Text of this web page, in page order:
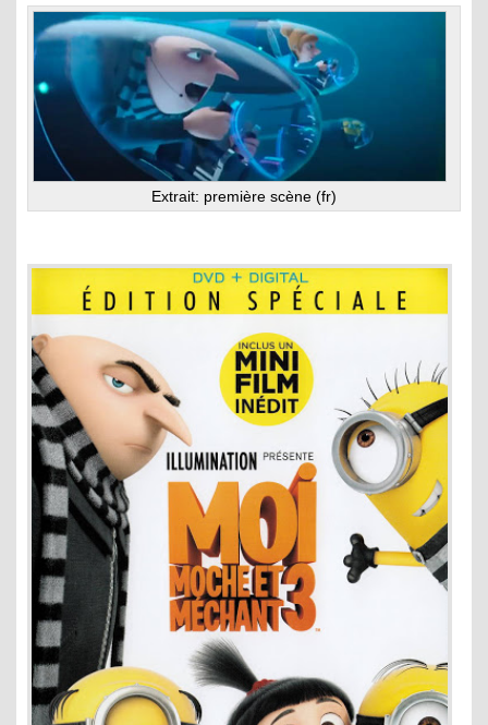
Extrait: première scène (fr)